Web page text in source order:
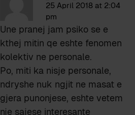
25 April 2018 at 2:04
pm
Une pranej jam psiko se e
kthej mitin qe eshte fenomen
kolektiv ne personale.
Po, miti ka nisje personale,
ndryshe nuk ngjit ne masat e
gjera punonjese, eshte vetem
nje sajese interesante